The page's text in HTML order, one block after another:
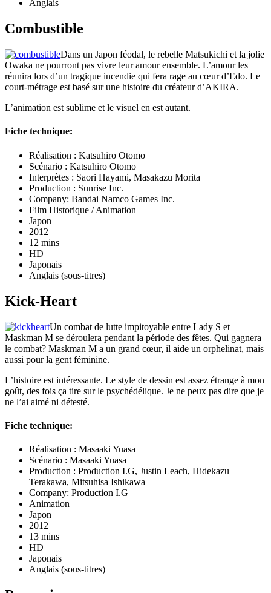
Anglais
Combustible
Dans un Japon féodal, le rebelle Matsukichi et la jolie
Owaka ne pourront pas vivre leur amour ensemble. L’amour les
réunira lors d’un tragique incendie qui fera rage au cœur d’Edo. Le
court-métrage est basé sur une histoire du créateur d’AKIRA.
L’animation est sublime et le visuel en est autant.
Fiche technique:
Réalisation : Katsuhiro Otomo
Scénario : Katsuhiro Otomo
Interprètes : Saori Hayami, Masakazu Morita
Production : Sunrise Inc.
Company: Bandai Namco Games Inc.
Film Historique / Animation
Japon
2012
12 mins
HD
Japonais
Anglais (sous-titres)
Kick-Heart
Un combat de lutte impitoyable entre Lady S et
Maskman M se déroulera pendant la période des fêtes. Qui gagnera
le combat? Maskman M a un grand cœur, il aide un orphelinat, mais
aussi pour la gent féminine.
L’histoire est intéressante. Le style de dessin est assez étrange à mon
goût, des fois ça tire sur le psychédélique. Je ne peux pas dire que je
ne l’ai aimé ni détesté.
Fiche technique:
Réalisation : Masaaki Yuasa
Scénario : Masaaki Yuasa
Production : Production I.G, Justin Leach, Hidekazu
Terakawa, Mitsuhisa Ishikawa
Company: Production I.G
Animation
Japon
2012
13 mins
HD
Japonais
Anglais (sous-titres)